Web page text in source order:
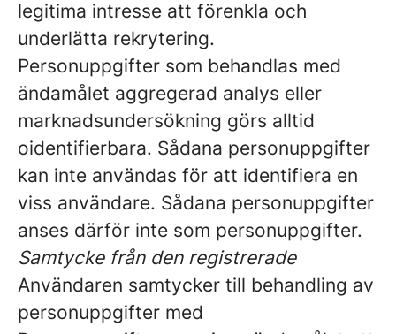
legitima intresse att förenkla och
underlätta rekrytering.
Personuppgifter som behandlas med
ändamålet aggregerad analys eller
marknadsundersökning görs alltid
oidentifierbara. Sådana personuppgifter
kan inte användas för att identifiera en
viss användare. Sådana personuppgifter
anses därför inte som personuppgifter.
Samtycke från den registrerade
Användaren samtycker till behandling av
personuppgifter med